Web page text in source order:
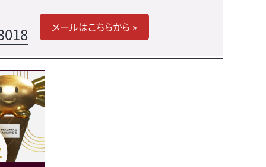
メールはこちらから »